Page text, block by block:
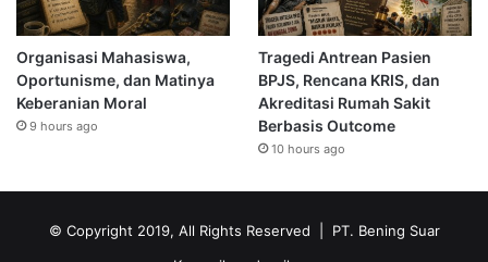
Organisasi Mahasiswa,
Oportunisme, dan Matinya
Keberanian Moral
9 hours ago
Tragedi Antrean Pasien
BPJS, Rencana KRIS, dan
Akreditasi Rumah Sakit
Berbasis Outcome
10 hours ago
© Copyright 2019, All Rights Reserved | PT. Bening Suar